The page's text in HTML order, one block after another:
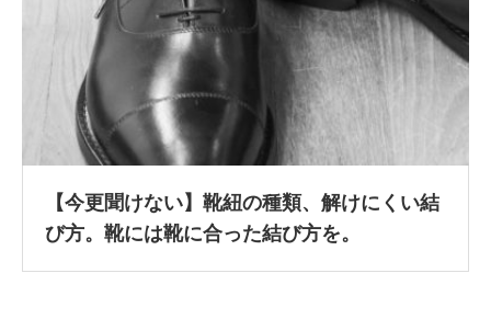
【今更聞けない】靴紐の種類、解けにくい結
び方。靴には靴に合った結び方を。